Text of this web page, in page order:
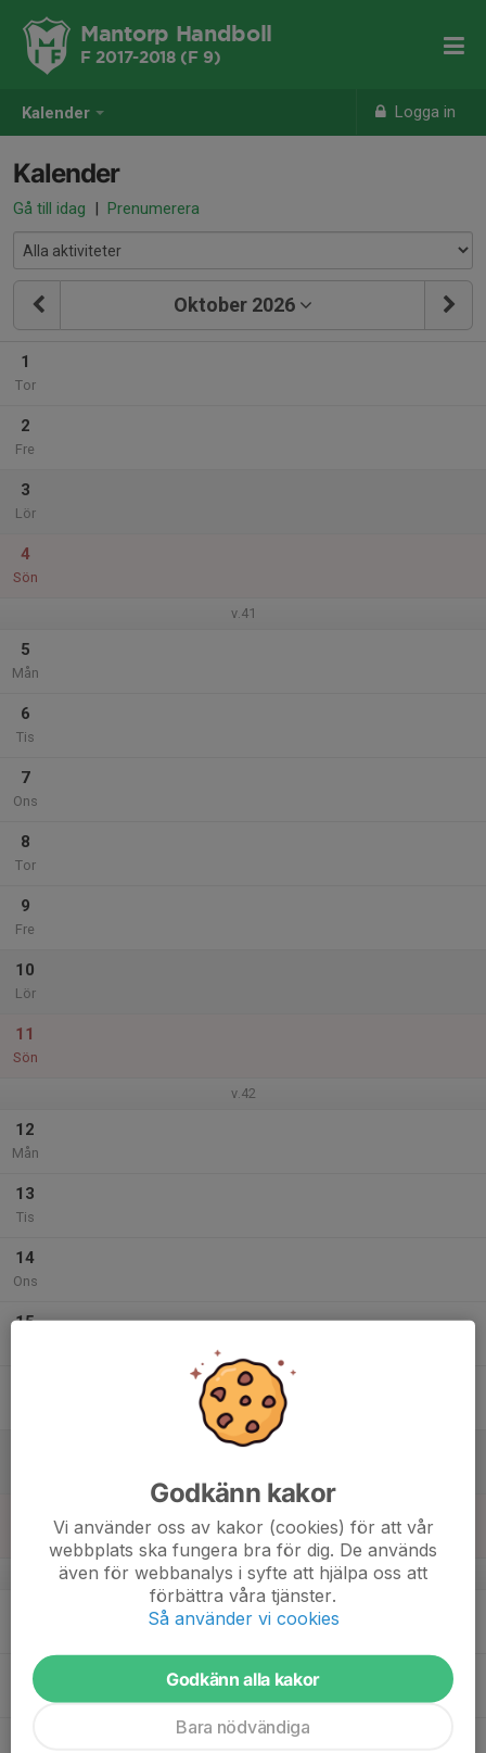
Kalender Logga in
Mantorp Handboll
F 2017-2018 (F 9)
Kalender
Gå till idag | Prenumerera
Oktober 2026
1
Tor
2
Fre
3
Lör
4
Sön
v.41
5
Mån
6
Tis
7
Ons
8
Tor
9
Fre
10
Lör
11
Sön
v.42
12
Mån
13
Tis
14
Ons
15
v.43
20
Godkänn kakor
Vi använder oss av kakor (cookies) för att vår
webbplats ska fungera bra för dig. De används
även för webbanalys i syfte att hjälpa oss att
förbättra våra tjänster.
Så använder vi cookies
Godkänn alla kakor
Bara nödvändiga